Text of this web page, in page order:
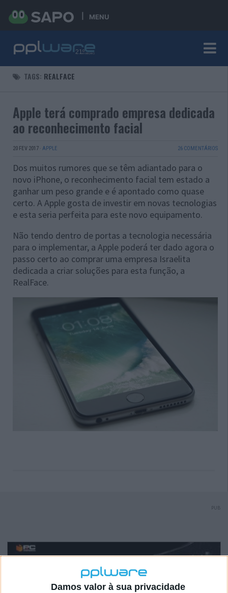
Damos valor à sua privacidade
MENU
TAGS: REALFACE
Apple terá comprado empresa dedicada
ao reconhecimento facial
20 FEV 2017 · APPLE 26 COMENTÁRIOS
Dos muitos rumores que se têm adiantado para o
novo iPhone, o reconhecimento facial tem estado a
ganhar um peso grande e é apontado como quase
certo. A Apple gosta de investir em novas tecnologias
e esta seria perfeita para este novo equipamento.
Não tendo dentro de portas a tecnologia necessária
para o implementar, a Apple poderá ter dado agora o
passo certo ao comprar uma empresa Israelita
dedicada a criar soluções para esta função, a
RealFace.
PUB